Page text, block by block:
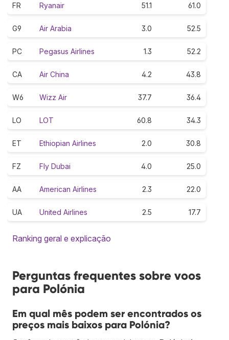
FR Ryanair 51.1 61.0
G9 Air Arabia 3.0 52.5
PC Pegasus Airlines 1.3 52.2
CA Air China 4.2 43.8
W6 Wizz Air 37.7 36.4
LO LOT 60.8 34.3
ET Ethiopian Airlines 2.0 30.8
FZ Fly Dubai 4.0 25.0
AA American Airlines 2.3 22.0
UA United Airlines 2.5 17.7
Ranking geral e explicação
Perguntas frequentes sobre voos
para Polónia
Em qual mês podem ser encontrados os
preços mais baixos para Polónia?